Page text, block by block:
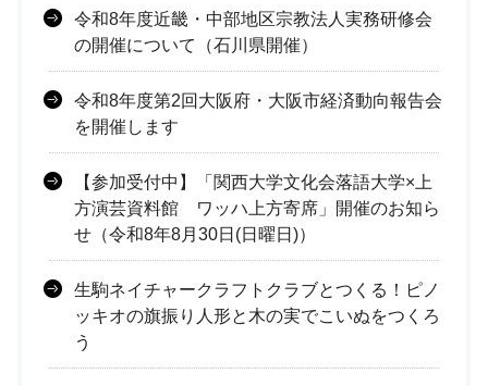
令和8年度近畿・中部地区宗教法人実務研修会
の開催について（石川県開催）
令和8年度第2回大阪府・大阪市経済動向報告会
を開催します
【参加受付中】「関西大学文化会落語大学×上
方演芸資料館 ワッハ上方寄席」開催のお知ら
せ（令和8年8月30日(日曜日)）
生駒ネイチャークラフトクラブとつくる！ピノ
ッキオの旗振り人形と木の実でこいぬをつくろ
う